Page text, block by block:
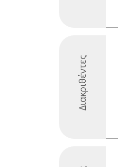
Διακριθέντες